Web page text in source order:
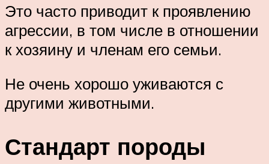
Это часто приводит к проявлению
агрессии, в том числе в отношении
к хозяину и членам его семьи.
Не очень хорошо уживаются с
другими животными.
Стандарт породы